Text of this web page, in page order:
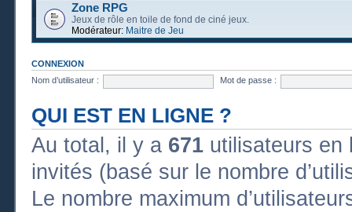
Zone RPG
Jeux de rôle en toile de fond de ciné jeux.
Modérateur: Maitre de Jeu
CONNEXION
Nom d’utilisateur :
Mot de passe :
QUI EST EN LIGNE ?
Au total, il y a 671 utilisateurs en
invités (basé sur le nombre
Le nombre maximum